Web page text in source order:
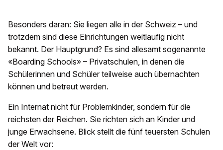
Besonders daran: Sie liegen alle in der Schweiz – und
trotzdem sind diese Einrichtungen weitläufig nicht
bekannt. Der Hauptgrund? Es sind allesamt sogenannte
«Boarding Schools» – Privatschulen, in denen die
Schülerinnen und Schüler teilweise auch übernachten
können und betreut werden.
Ein Internat nicht für Problemkinder, sondern für die
reichsten der Reichen. Sie richten sich an Kinder und
junge Erwachsene. Blick stellt die fünf teuersten Schulen
der Welt vor: